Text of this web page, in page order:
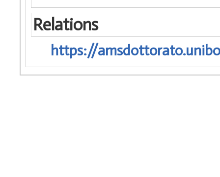
Relations
https://